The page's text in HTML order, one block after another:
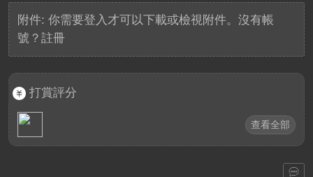
附件: 你需要登入 才可以下載或檢視附件。沒有帳
號？ 註冊
打賞評分
查看全部